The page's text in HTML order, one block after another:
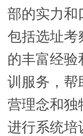
部的实力和
包括选址考
的丰富经
训服务，帮
营理念和独
进行系统培